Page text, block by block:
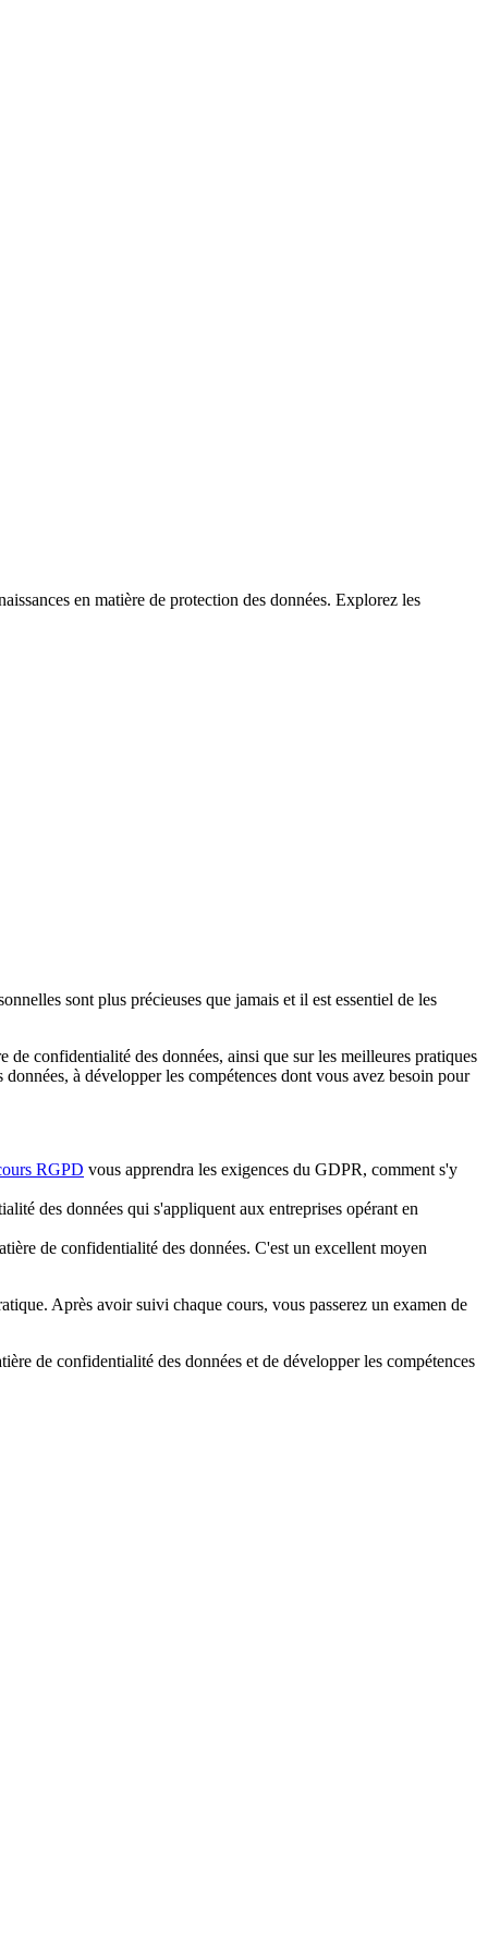
en matière de protection des données. Explorez les
sont plus précieuses que jamais et il est essentiel de les
confidentialité des données, ainsi que sur les meilleures pratiques
à développer les compétences dont vous avez besoin pour
RGPD vous apprendra les exigences du GDPR, comment s'y
des données qui s'appliquent aux entreprises opérant en
de confidentialité des données. C'est un excellent moyen
Après avoir suivi chaque cours, vous passerez un examen de
de confidentialité des données et de développer les compétences